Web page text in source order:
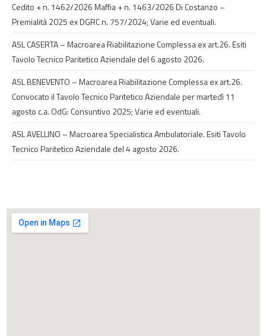
Cedito + n. 1462/2026 Maffia + n. 1463/2026 Di Costanzo –
Premialità 2025 ex DGRC n. 757/2024; Varie ed eventuali.
ASL CASERTA – Macroarea Riabilitazione Complessa ex art.26. Esiti
Tavolo Tecnico Paritetico Aziendale del 6 agosto 2026.
ASL BENEVENTO – Macroarea Riabilitazione Complessa ex art.26.
Convocato il Tavolo Tecnico Paritetico Aziendale per martedì 11
agosto c.a. OdG: Consuntivo 2025; Varie ed eventuali.
ASL AVELLINO – Macroarea Specialistica Ambulatoriale. Esiti Tavolo
Tecnico Paritetico Aziendale del 4 agosto 2026.